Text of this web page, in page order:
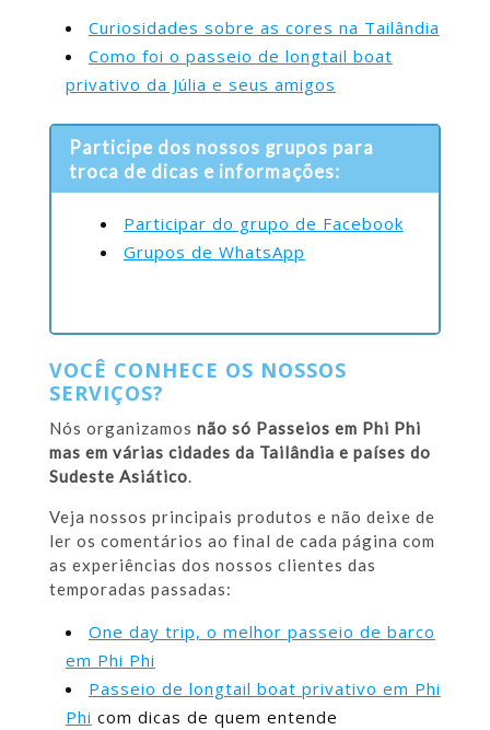
Curiosidades sobre as cores na Tailândia
Como foi o passeio de longtail boat
privativo da Júlia e seus amigos
Participe dos nossos grupos para
troca de dicas e informações:
Participar do grupo de Facebook
Grupos de WhatsApp
VOCÊ CONHECE OS NOSSOS
SERVIÇOS?
Nós organizamos não só Passeios em Phi Phi
mas em várias cidades da Tailândia e países do
Sudeste Asiático.
Veja nossos principais produtos e não deixe de
ler os comentários ao final de cada página com
as experiências dos nossos clientes das
temporadas passadas:
One day trip, o melhor passeio de barco
em Phi Phi
Passeio de longtail boat privativo em Phi
Phi com dicas de quem entende